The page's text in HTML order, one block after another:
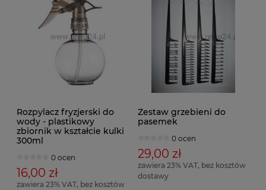
Rozpylacz fryzjerski do
wody - plastikowy
zbiornik w kształcie kulki
300ml
0 ocen
16,00 zł
zawiera 23% VAT, bez kosztów
Zestaw grzebieni do
pasemek
0 ocen
29,00 zł
zawiera 23% VAT, bez kosztów
dostawy